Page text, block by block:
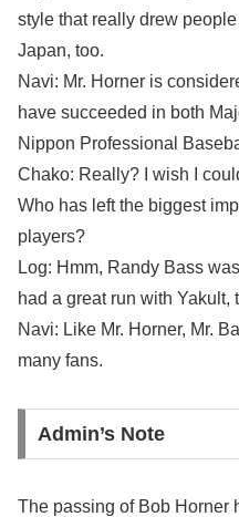
style that really drew
Japan, too.
Navi: Mr. Horner is
have succeeded in both
Nippon Professional
Chako: Really? I wish I
Who has left the biggest
players?
Log: Hmm, Randy Bass
had a great run with Yakult,
Navi: Like Mr. Horner, Mr.
many fans.
Admin’s Note
The passing of Bob Horner